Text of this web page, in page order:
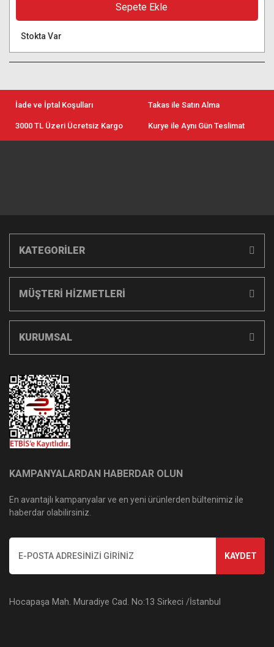
Sepete Ekle
Stokta Var
İade ve İptal Koşulları Takas ile Satın Alma
3000 TL Üzeri Ücretsiz Kargo Kurye ile Aynı Gün Teslimat
KATEGORİLER
MÜŞTERİ HİZMETLERİ
KURUMSAL
KAMPANYALARDAN HABERDAR OLUN
En avantajlı kampanyalar ve en yeni ürünlerden bültenimiz ile
haberdar olabilirsiniz.
KAYDET
Hocapaşa Mah. Muradiye Cad. No:13 Sirkeci /İstanbul